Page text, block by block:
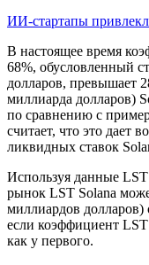
ИИ-стартапы
В настоящее время
68%, обусловленный
долларов, превышает
миллиарда долларов)
по сравнению с
считает, что это дает
ликвидных ставок
Используя данные
рынок LST Solana
миллиардов долларов)
если коэффициент
как у первого.